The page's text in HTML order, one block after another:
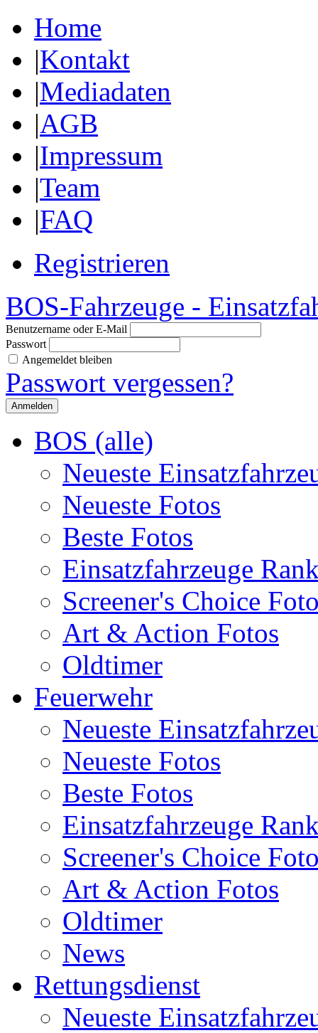
Home
|Kontakt
|Mediadaten
|AGB
|Impressum
|Team
|FAQ
Registrieren
BOS-Fahrzeuge -
Benutzername oder E-Mail
Passwort
Angemeldet bleiben
Passwort vergessen?
BOS (alle)
Neueste
Neueste Fotos
Beste Fotos
Einsatzfahrzeuge
Screener's Choice
Art & Action Fotos
Oldtimer
Feuerwehr
Neueste
Neueste Fotos
Beste Fotos
Einsatzfahrzeuge
Screener's Choice
Art & Action Fotos
Oldtimer
News
Rettungsdienst
Neueste